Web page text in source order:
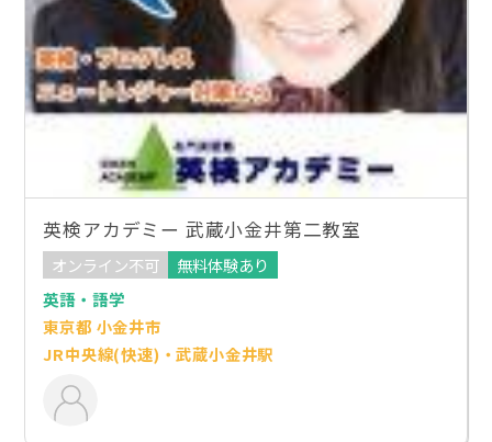
英検アカデミー 武蔵小金井第二教室
オンライン不可
無料体験あり
英語・語学
東京都 小金井市
JR中央線(快速)・武蔵小金井駅